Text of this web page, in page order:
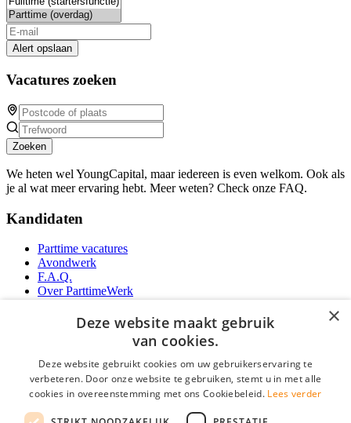
Alert opslaan
Vacatures zoeken
Zoeken
We heten wel YoungCapital, maar iedereen is even welkom. Ook als
je al wat meer ervaring hebt. Meer weten? Check onze FAQ.
Kandidaten
Parttime vacatures
Avondwerk
F.A.Q.
Over ParttimeWerk
YoungCapital Android App
Parttime personeel
Vacature aanmelden
×
Deze website maakt gebruik
van cookies.
Deze website gebruikt cookies om uw gebruikerservaring te
verbeteren. Door onze website te gebruiken, stemt u in met alle
cookies in overeenstemming met ons Cookiebeleid. Lees verder